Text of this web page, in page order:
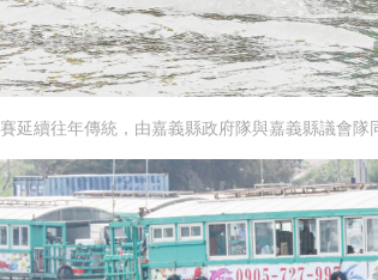
延續往年傳統，由嘉義縣政府隊與嘉義縣議會隊